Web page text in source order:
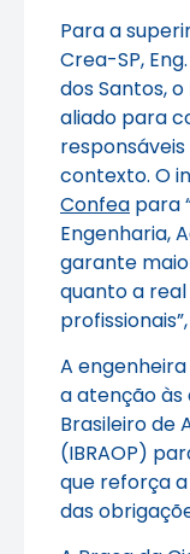
Para a
Crea-SP,
dos Santos,
aliado para
contexto. O
Confea para
Engenharia,
garante
quanto a
profissionais”,
A
a atenção
Brasileiro de
(IBRAOP)
que reforça
das